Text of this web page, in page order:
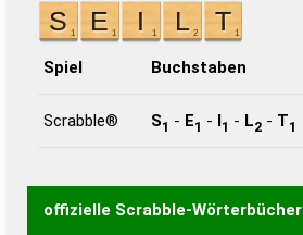
Spiel Buchstaben
Scrabble® S1 - E1 - I1 - L2 - T1
offizielle Scrabble-Wörterbücher